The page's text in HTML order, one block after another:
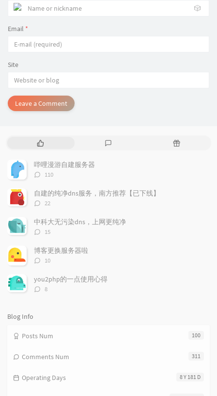
🎲
Email *
Site
Leave a Comment
P
p
u
a
r
r
t
c
l
s
t
m
R
哔哩漫游自建服务器
评
数：
110
自建的纯净dns服务，南方推荐【已下线】
评
数：
22
中科大无污染dns，上网更纯净
评
数：
15
博客更换服务器啦
评
数：
10
you2php的一点使用心得
评
8
Blog Info
100
Posts Num
311
Comments Num
8 Y 181 D
Operating Days